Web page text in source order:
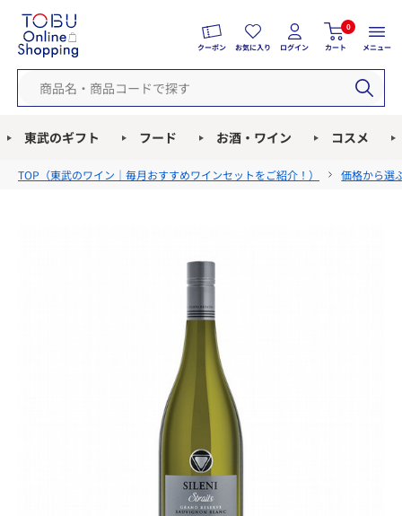
クーポン お気に入り ログイン
0
カート メニュー
東武のギフト フード お酒・ワイン コスメ
TOP（東武のワイン｜毎月おすすめワインセットをご紹介！ ） 価格から選